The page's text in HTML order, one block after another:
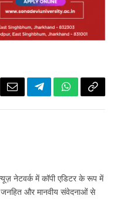
EmailTelegramWhatsApp
Copy
नेटवर्क में कॉपी एडिटर के रूप में
जनहित और मानवीय संवेदनाओं से